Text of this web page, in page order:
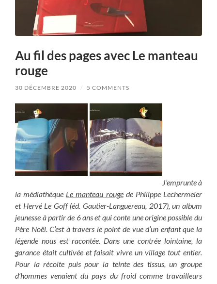
Au fil des pages avec Le manteau
rouge
30 DÉCEMBRE 2020 / 5 COMMENTS
J’emprunte à
la médiathèque Le manteau rougede Philippe Lechermeier
et Hervé Le Goff (éd. Gautier-Languereau, 2017), un album
jeunesse à partir de 6 ans et qui conte une origine possible du
Père Noël. C’est à travers le point de vue d’un enfant que la
légende nous est racontée. Dans une contrée lointaine, la
garance était cultivée et faisait vivre un village tout entier.
Pour la récolte puis pour la teinte des tissus, un groupe
d’hommes venaient du pays du froid comme travailleurs